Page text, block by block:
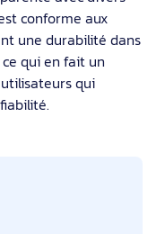
conforme aux
une durabilité dans
qui en fait un
qui